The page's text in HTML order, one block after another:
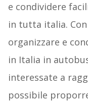
e condividere
in tutta italia.
organizzare e
in Italia in
interessate a
possibile